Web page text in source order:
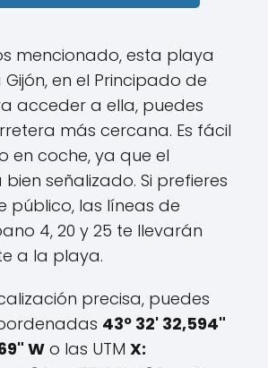
mencionado, esta playa
en el Principado de
acceder a ella, puedes
más cercana. Es fácil
en coche, ya que el
señalizado. Si prefieres
público, las líneas de
4, 20 y 25 te llevarán
a la playa.
precisa, puedes
43º 32' 32,594"
W o las UTM X: